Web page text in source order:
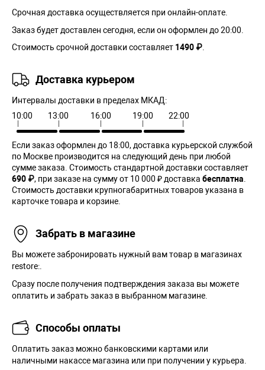
Срочная доставка осуществляется при онлайн-оплате.
Заказ будет доставлен сегодня, если он оформлен до 20:00.
Стоимость срочной доставки составляет 1490 ₽
Доставка курьером
Интервалы доставки в пределах МКАД:
10:00
13:00 16:00 19:00 22:00
Если заказ оформлен до 18:00, доставка курьерской службой
по Москве производится на следующий день при любой
сумме заказа. Cтоимость стандартной доставки составляет
690 ₽, при заказе на сумму от 10 000 ₽ доставка бесплатна
Стоимость доставки крупногабаритных товаров указана в
карточке товара и корзине.
Забрать в магазине
Вы можете забронировать нужный вам товар в магазинах
restore:.
Сразу после получения подтверждения заказа вы можете
оплатить и забрать заказ в выбранном магазине.
Способы оплаты
Оплатить заказ можно банковскими картами или
наличными накассе магазина или при получении у курьера.